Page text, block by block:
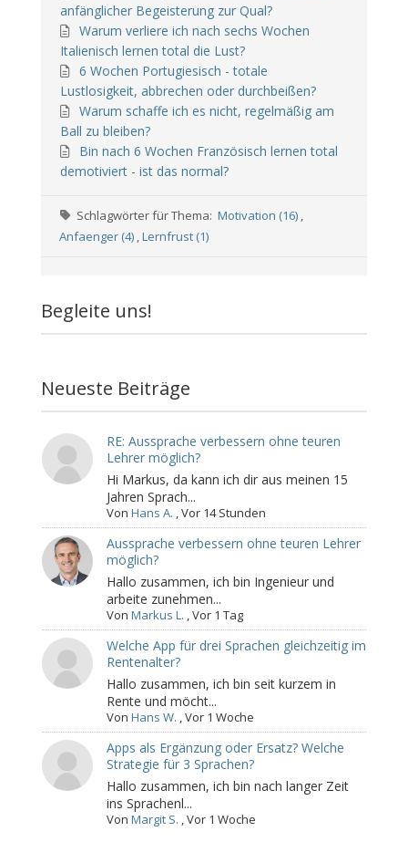
anfänglicher Begeisterung zur Qual?
Warum verliere ich nach sechs Wochen
Italienisch lernen total die Lust?
6 Wochen Portugiesisch - totale
Lustlosigkeit, abbrechen oder durchbeißen?
Warum schaffe ich es nicht, regelmäßig am
Ball zu bleiben?
Bin nach 6 Wochen Französisch lernen total
demotiviert - ist das normal?
Schlagwörter für Thema:Motivation (16) ,
Anfaenger (4) ,Lernfrust (1)
Begleite uns!
Neueste Beiträge
RE: Aussprache verbessern ohne teuren
Lehrer möglich?
Hi Markus, da kann ich dir aus meinen 15
Jahren Sprach...
VonHans A. ,Vor 14 Stunden
Aussprache verbessern ohne teuren Lehrer
möglich?
Hallo zusammen, ich bin Ingenieur und
arbeite zunehmen...
VonMarkus L. ,Vor 1 Tag
Welche App für drei Sprachen gleichzeitig im
Rentenalter?
Hallo zusammen, ich bin seit kurzem in
Rente und möcht...
VonHans W. ,Vor 1 Woche
Apps als Ergänzung oder Ersatz? Welche
Strategie für 3 Sprachen?
Hallo zusammen, ich bin nach langer Zeit
ins Sprachenl...
VonMargit S. ,Vor 1 Woche